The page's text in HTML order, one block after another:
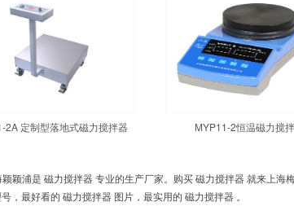
2A 定制型落地式磁力搅拌器 MYP11-2恒温磁力搅
颖浦是 磁力搅拌器 专业的生产厂家。购买 磁力搅拌器 就来上海
，最好看的 磁力搅拌器 图片，最实用的 磁力搅拌器 。